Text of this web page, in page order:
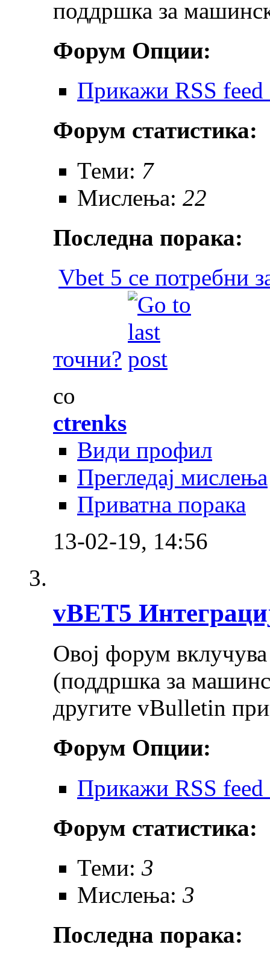
поддршка за
Форум Опции:
Прикажи RSS feed
Форум статистика:
Теми: 7
Мислења: 22
Последна порака:
Vbet 5 се потребни
точни?
со
ctrenks
Види профил
Прегледај мислења
Приватна порака
13-02-19, 14:56
vBET5
Овој форум
(поддршка за
другите vBulletin
Форум Опции:
Прикажи RSS feed
Форум статистика:
Теми: 3
Мислења: 3
Последна порака: